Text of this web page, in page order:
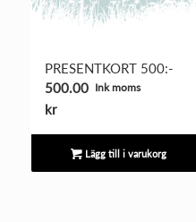
PRESENTKORT 500:-
500.00
kr
Ink moms
Lägg till i varukorg